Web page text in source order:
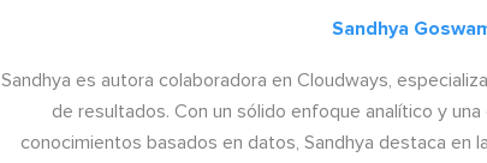
Sandhya
Sandhya es autora colaboradora en Cloudways,
de resultados. Con un sólido enfoque analítico y
conocimientos basados en datos, Sandhya destaca en